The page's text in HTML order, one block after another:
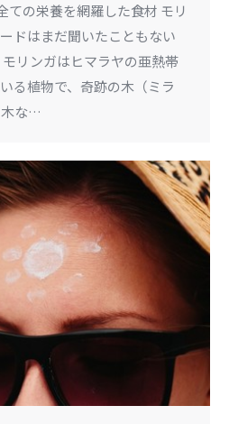
ての栄養を網羅した食材 モリ
ドはまだ聞いたこともない
リンガはヒマラヤの亜熱帯
る植物で、奇跡の木（ミラ
木な…